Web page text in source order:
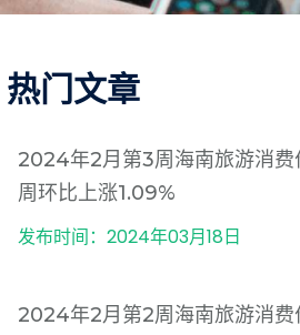
热门文章
2024年2月第3周海南旅游消费
周环比上涨1.09%
发布时间：2024年03月18日
2024年2月第2周海南旅游消费